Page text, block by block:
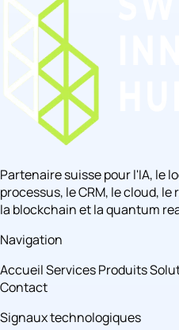
Partenaire suisse pour l'IA, le
processus, le CRM, le cloud,
la blockchain et la quantum
Navigation
AccueilServicesProduits
Contact
Signaux technologiques